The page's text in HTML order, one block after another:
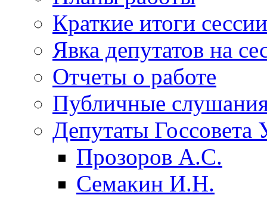
Краткие итоги сессии
Явка депутатов на
Отчеты о работе
Публичные
Депутаты
Прозоров А.С.
Семакин И.Н.